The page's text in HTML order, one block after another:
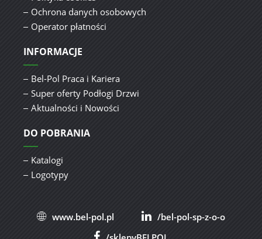
Ochrona danych osobowych
Operator płatności
INFORMACJE
Bel-Pol Praca i Kariera
Super oferty Podłogi Drzwi
Aktualności i Nowości
DO POBRANIA
Katalogi
Logotypy
www.bel-pol.pl
/bel-pol-sp-z-o-o